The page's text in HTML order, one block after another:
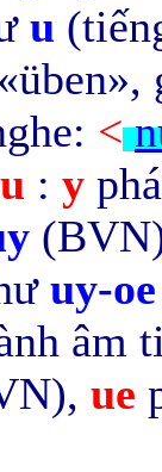
u
< n
: y
uy-oe
âm
ue